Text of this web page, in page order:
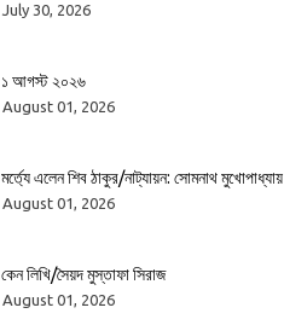
July 30, 2026
১ আগস্ট ২০২৬
August 01, 2026
মর্ত্যে এলেন শিব ঠাকুর/নাট্যায়ন: সোমনাথ মুখোপাধ্যায়
August 01, 2026
কেন লিখি/সৈয়দ মুস্তাফা সিরাজ
August 01, 2026